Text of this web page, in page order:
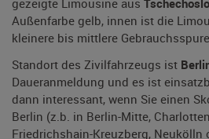
gezeigte Limousine aus
Außenfarbe gelb, innen ist die
kleinere bis mittlere
Standort des Zivilfahrzeugs ist
Daueranmeldung und es ist
dann interessant, wenn Sie einen
Berlin (z.b. in Berlin-Mitte,
Friedrichshain-Kreuzberg, Neukölln